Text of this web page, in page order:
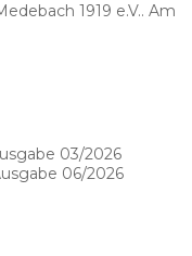
1919 e.V.. Am
03/2026
06/2026